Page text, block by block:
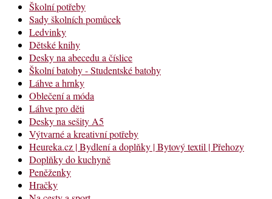
Školní potřeby
Sady školních pomůcek
Ledvinky
Dětské knihy
Desky na abecedu a číslice
Školní batohy - Studentské batohy
Láhve a hrnky
Oblečení a móda
Láhve pro děti
Desky na sešity A5
Výtvarné a kreativní potřeby
Heureka.cz | Bydlení a doplňky | Bytový textil | Přehozy
Doplňky do kuchyně
Peněženky
Hračky